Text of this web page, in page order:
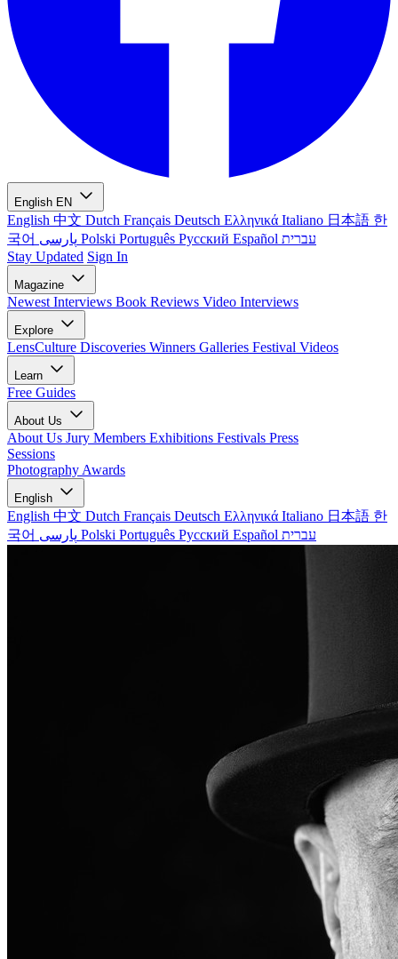
English EN
English 中文 Dutch Français Deutsch Ελληνικά Italiano 日本語 한
국어
Polski Português Русский Español עברית
Stay Updated Sign In
Magazine
Newest Interviews Book Reviews Video Interviews
Explore
LensCulture Discoveries Winners Galleries Festival Videos
Learn
Free Guides
About Us
About Us Jury Members Exhibitions Festivals Press
Sessions
Photography Awards
English
English 中文 Dutch Français Deutsch Ελληνικά Italiano 日本語 한
국어
Polski Português Русский Español עברית